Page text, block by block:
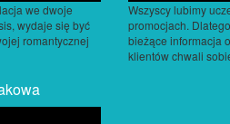
we dwoje
wydaje się być
romantycznej
Wszyscy lubimy
promocjach.
bieżące informacja
klientów chwali